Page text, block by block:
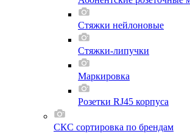
Стяжки нейлоновые
Стяжки-липучки
Маркировка
Розетки RJ45 корпуса
СКС сортировка по брендам